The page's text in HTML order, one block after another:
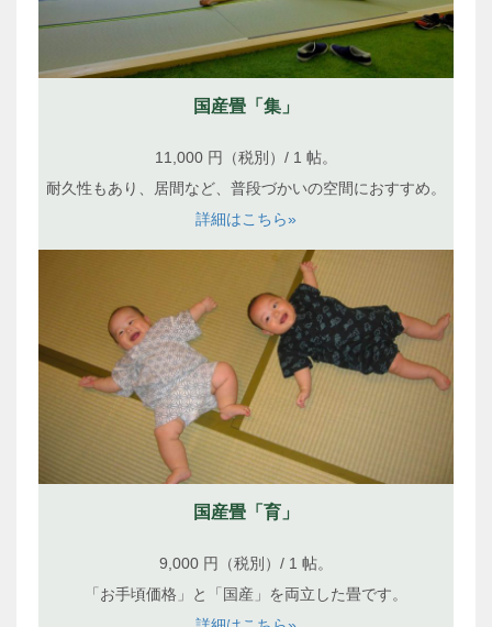
国産畳「集」
11,000 円（税別）/ 1 帖。
耐久性もあり、居間など、普段づかいの空間におすすめ。
詳細はこちら»
国産畳「育」
9,000 円（税別）/ 1 帖。
「お手頃価格」と「国産」を両立した畳です。